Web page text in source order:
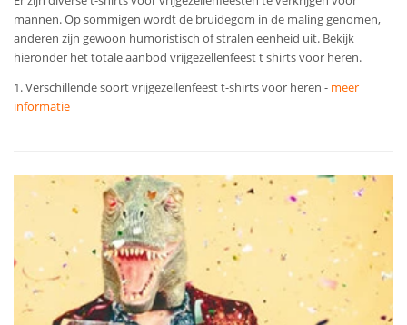
mannen. Op sommigen wordt de bruidegom in de maling genomen,
anderen zijn gewoon humoristisch of stralen eenheid uit. Bekijk
hieronder het totale aanbod vrijgezellenfeest t shirts voor heren.
1. Verschillende soort vrijgezellenfeest t-shirts voor heren - meer
informatie